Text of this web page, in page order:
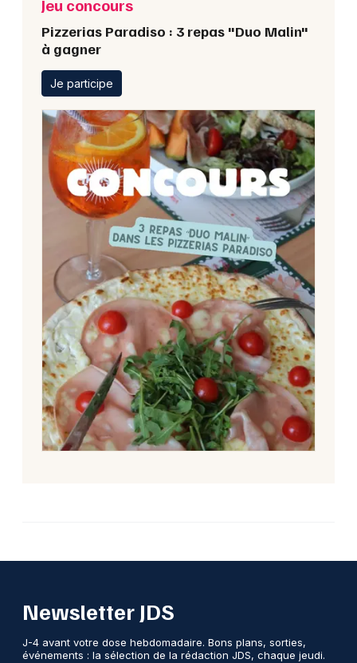
Jeu concours
Pizzerias Paradiso : 3 repas "Duo Malin"
à gagner
Je participe
Newsletter JDS
J-4 avant votre dose hebdomadaire. Bons plans, sorties,
événements : la sélection de la rédaction JDS, chaque jeudi.